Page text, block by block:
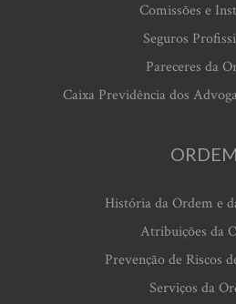
Comissões e
Seguros
Pareceres da
Caixa Previdência dos
ORDEM
História da Ordem e
Atribuições da
Prevenção de Riscos
Serviços da